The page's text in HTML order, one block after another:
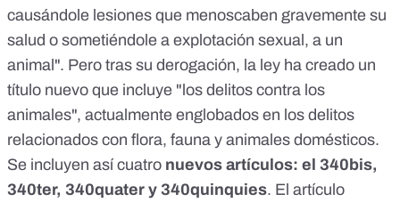
causándole lesiones que menoscaben gravemente su
salud o sometiéndole a explotación sexual, a un
animal". Pero tras su derogación, la ley ha creado un
título nuevo que incluye "los delitos contra los
animales", actualmente englobados en los delitos
relacionados con flora, fauna y animales domésticos.
Se incluyen así cuatro nuevos artículos: el 340bis,
340ter, 340quater y 340quinquies. El artículo